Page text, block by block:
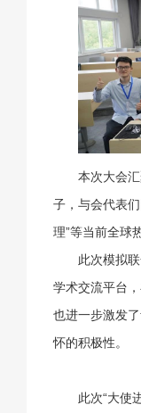
本次大会
子，与会代表
理”等当前全球
此次模拟
学术交流平台
也进一步激发
怀的积极性。
此次“大使